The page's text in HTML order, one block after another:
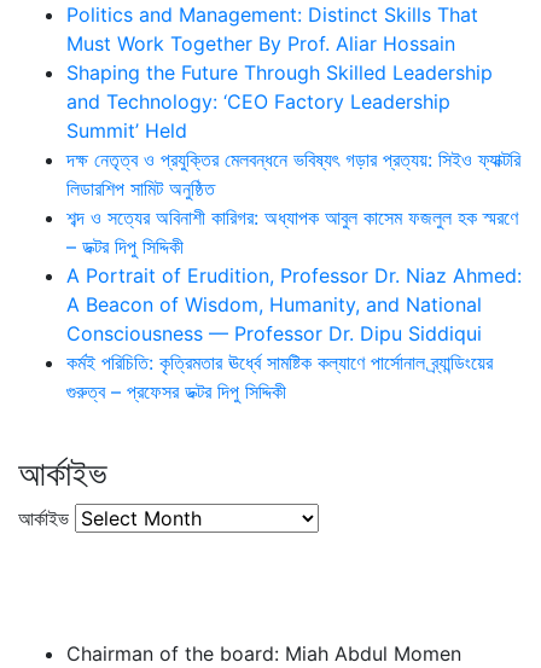
Politics and Management: Distinct Skills That
Must Work Together By Prof. Aliar Hossain
Shaping the Future Through Skilled Leadership
and Technology: ‘CEO Factory Leadership
Summit’ Held
দক্ষ নেতৃত্ব ও প্রযুক্তির মেলবন্ধনে ভবিষ্যৎ গড়ার প্রত্যয়: সিইও ফ্যাক্টরি
লিডারশিপ সামিট অনুষ্ঠিত
শব্দ ও সত্যের অবিনাশী কারিগর: অধ্যাপক আবুল কাসেম ফজলুল হক স্মরণে
– ডক্টর দিপু সিদ্দিকী
A Portrait of Erudition, Professor Dr. Niaz Ahmed:
A Beacon of Wisdom, Humanity, and National
Consciousness — Professor Dr. Dipu Siddiqui
কর্মই পরিচিতি: কৃত্রিমতার ঊর্ধ্বে সামষ্টিক কল্যাণে পার্সোনাল ব্র্যান্ডিংয়ের
গুরুত্ব – প্রফেসর ডক্টর দিপু সিদ্দিকী
আর্কাইভ
আর্কাইভ
Chairman of the board: Miah Abdul Momen